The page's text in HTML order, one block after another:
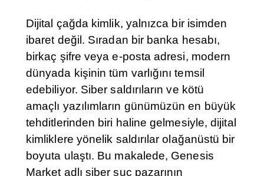
Dijital çağda kimlik, yalnızca bir isimden
ibaret değil. Sıradan bir banka hesabı,
birkaç şifre veya e-posta adresi, modern
dünyada kişinin tüm varlığını temsil
edebiliyor. Siber saldırıların ve kötü
amaçlı yazılımların günümüzün en büyük
tehditlerinden biri haline gelmesiyle, dijital
kimliklere yönelik saldırılar olağanüstü bir
boyuta ulaştı. Bu makalede, Genesis
Market adlı siber suç pazarının